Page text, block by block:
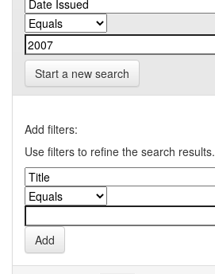
Start a new search
Add filters:
Use filters to refine the search results.